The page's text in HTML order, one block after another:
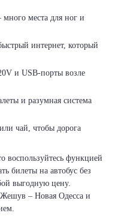
много места для ног и
интернет, который
и USB-порты возле
и разумная система
чай, чтобы дорога
воспользуйтесь функцией
билеты на автобус без
выгодную цену.
– Новая Одесса и